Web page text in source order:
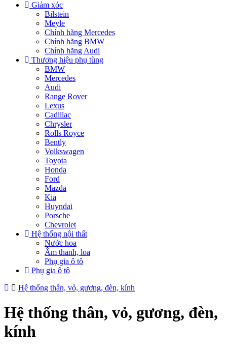
Giảm xóc
Bilstein
Meyle
Chính hãng Mercedes
Chính hãng BMW
Chính hãng Audi
Thương hiệu phụ tùng
BMW
Mercedes
Audi
Range Rover
Lexus
Cadillac
Chrysler
Rolls Royce
Bently
Volkswagen
Toyota
Honda
Ford
Mazda
Kia
Huyndai
Porsche
Chevrolet
Hệ thống nội thất
Nước hoa
Âm thanh, loa
Phụ gia ô tô
Phụ gia ô tô
Hệ thống thân, vỏ, gương, đèn, kính
Hệ thống thân, vỏ, gương, đèn,
kính